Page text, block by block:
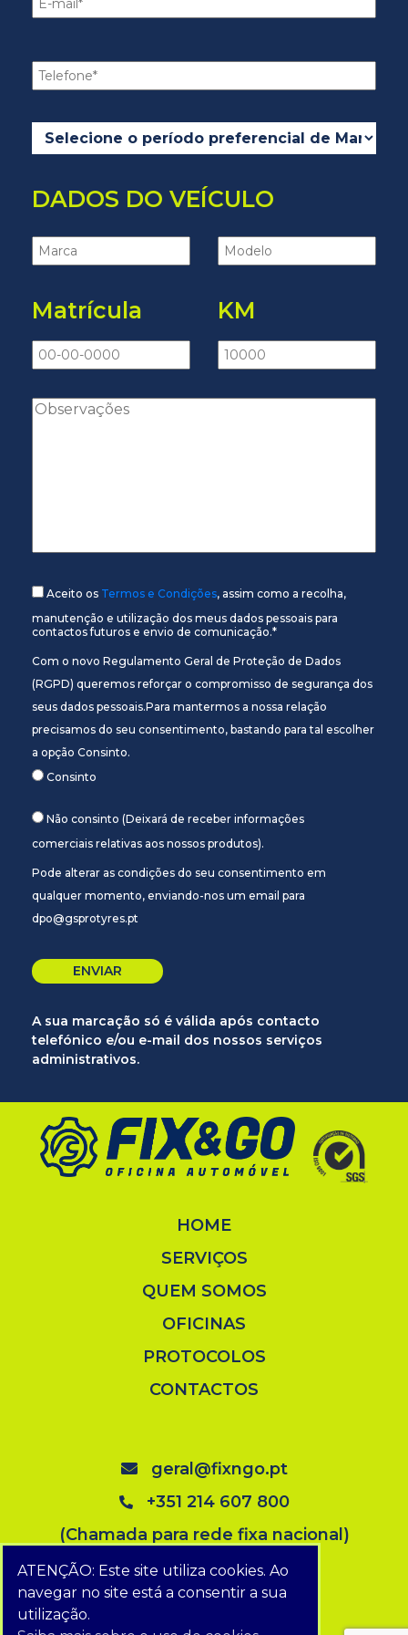
ATENÇÃO: Este site utiliza cookies. Ao
navegar no site está a consentir a sua
utilização.
DADOS DO VEÍCULO
Matrícula KM
Aceito os Termos e Condições, assim como a recolha,
manutenção e utilização dos meus dados pessoais para
contactos futuros e envio de comunicação.*
Com o novo Regulamento Geral de Proteção de Dados
(RGPD) queremos reforçar o compromisso de segurança dos
seus dados pessoais.Para mantermos a nossa relação
precisamos do seu consentimento, bastando para tal escolher
a opção Consinto.
Consinto
Não consinto (Deixará de receber informações
comerciais relativas aos nossos produtos).
Pode alterar as condições do seu consentimento em
qualquer momento, enviando-nos um email para
dpo@gsprotyres.pt
A sua marcação só é válida após contacto
telefónico e/ou e-mail dos nossos serviços
administrativos.
HOME
SERVIÇOS
QUEM SOMOS
OFICINAS
PROTOCOLOS
CONTACTOS
geral@fixngo.pt
+351 214 607 800
(Chamada para rede fixa nacional)
Portal da Denúncia